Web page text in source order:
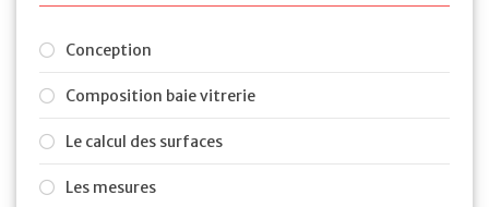
Conception
Composition baie vitrerie
Le calcul des surfaces
Les mesures